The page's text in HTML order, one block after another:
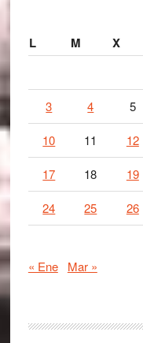
L M X
3 4 5
10 11 12
17 18 19
24 25 26
« Ene Mar »